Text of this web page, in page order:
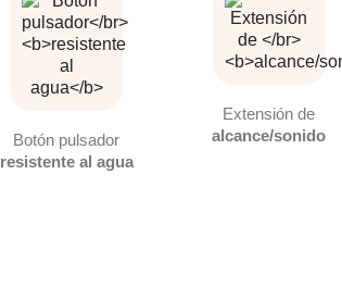
Botón pulsador
resistente al agua
Extensión de
alcance/sonido